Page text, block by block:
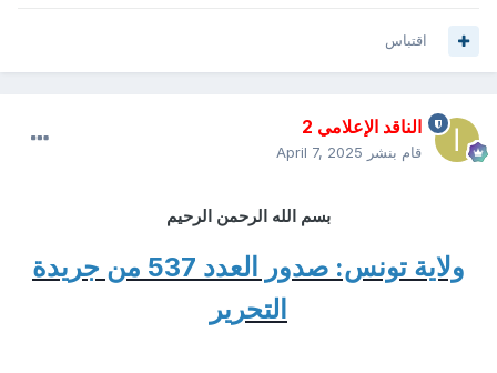
اقتباس
الناقد الإعلامي 2
قام بنشر April 7, 2025
بسم الله الرحمن الرحيم
ولاية تونس: صدور العدد 537 من جريدة
التحرير